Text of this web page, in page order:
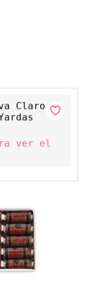
Claro
ver el